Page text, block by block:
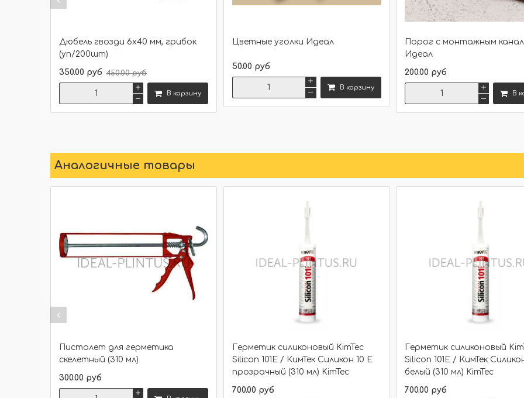
Дюбель гвозди 6х40 мм, грибок
(уп/200шт)
350.00 руб 450.00 руб
В корзину
Цветные уголки Идеал
50.00 руб
В корзину
Сравнить
Порог с монтажным
Идеал
200.00 руб
В
Сравнить
Аналогичные товары
Пистолет для герметика
скелетный (310 мл)
300.00 руб
Герметик силиконовый KimTec
Silicon 101E / КимТек Силикон 10 Е
прозрачный (310 мл) KimTec
700.00 руб
Герметик силиконовый
Silicon 101E / КимТек
белый (310 мл) KimTec
700.00 руб